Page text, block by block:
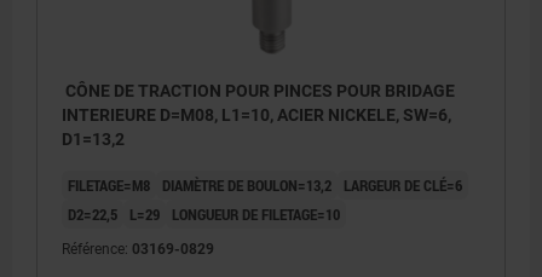
CÔNE DE TRACTION POUR PINCES POUR BRIDAGE
INTERIEURE D=M08, L1=10, ACIER NICKELE, SW=6,
D1=13,2
FILETAGE=M8 DIAMÈTRE DE BOULON=13,2
LARGEUR DE CLÉ=6
D2=22,5
L=29 LONGUEUR DE FILETAGE=10
Référence: 03169-0829